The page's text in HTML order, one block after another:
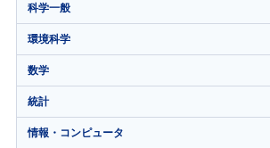
科学一般
環境科学
数学
統計
情報・コンピュータ